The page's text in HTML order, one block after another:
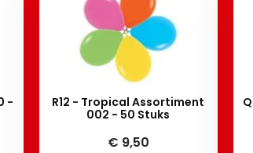
-
R12 - Tropical Assortiment
002 - 50 Stuks
€ 9,50